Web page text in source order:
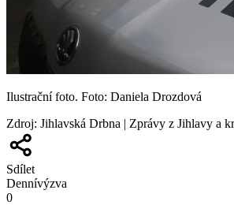
Ilustrační foto. Foto: Daniela Drozdová
Zdroj: Jihlavská Drbna | Zprávy z Jihlavy a
Sdílet
Dennívýzva
0